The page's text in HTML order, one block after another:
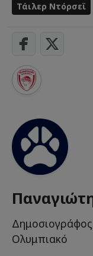
Τάιλερ Ντόρσεϊ
Ολυμπιακό